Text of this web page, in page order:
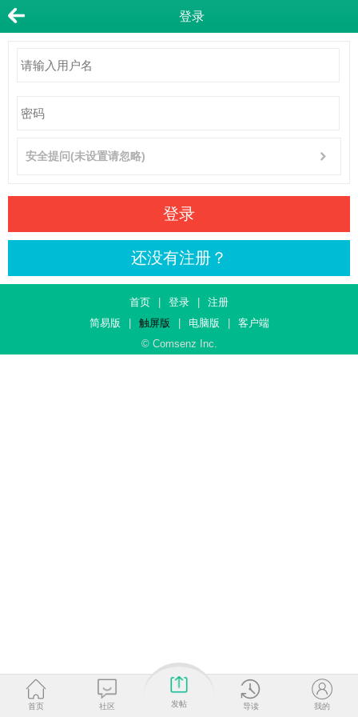
登录
安全提问(未设置请忽略)
登录
还没有注册？
首页 登录
注册
简易版
触屏版 电脑版
客户端
© Comsenz Inc.
首页 社区 发帖 导读 我的